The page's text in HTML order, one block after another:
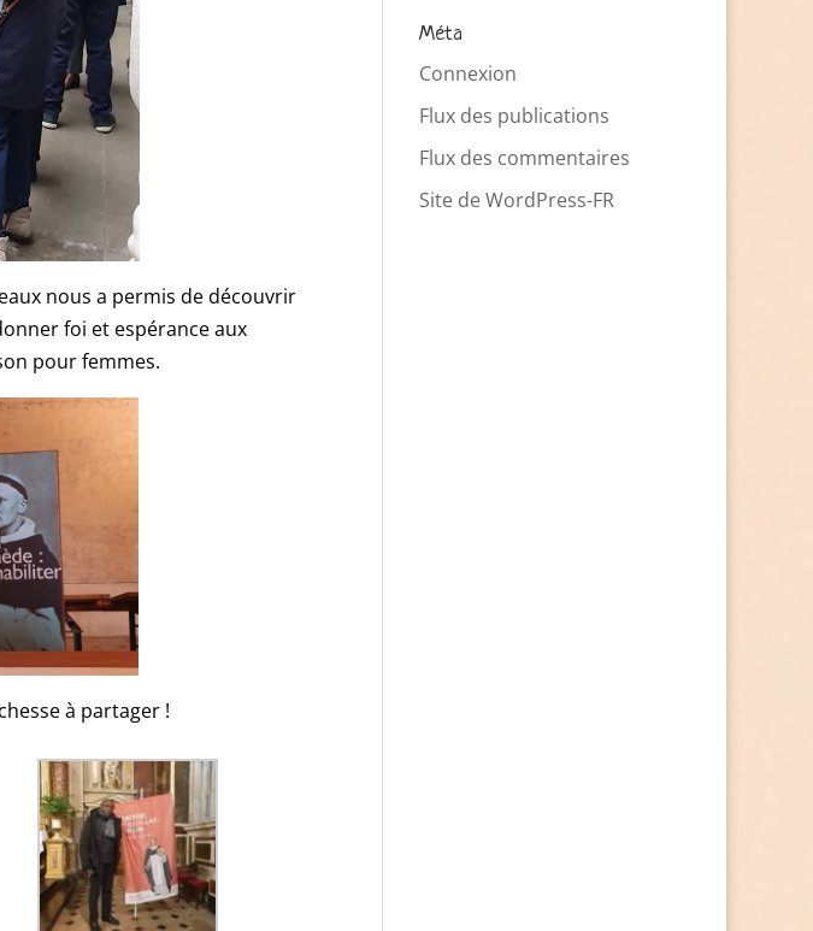
nous a permis de découvrir
foi et espérance aux
pour femmes.
à partager !
Méta
Connexion
Flux des publications
Flux des commentaires
Site de WordPress-FR